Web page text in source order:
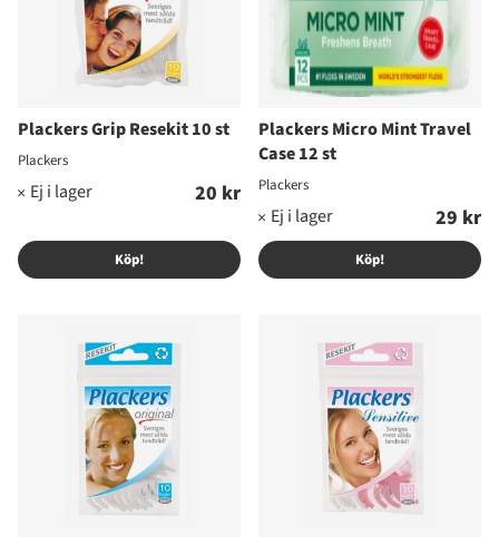
Plackers Grip Resekit 10 st
Plackers
20 kr
Köp!
Plackers Micro Mint Travel
Case 12 st
Plackers
29 kr
Köp!